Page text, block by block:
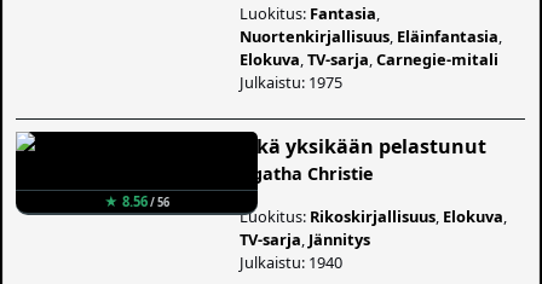
Luokitus: Fantasia
Nuortenkirjallisuus Eläinfantasia
Elokuva ,TV-sarja ,Carnegie-mitali
Julkaistu: 1975
★ 8.56/ 56
Eikä yksikään pelastunut
Agatha Christie
Luokitus: Rikoskirjallisuus Elokuva
TV-sarja Jännitys
Julkaistu: 1940